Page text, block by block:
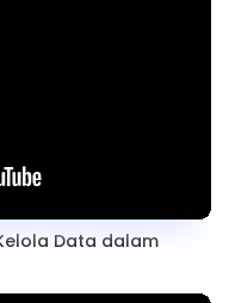
Data dalam